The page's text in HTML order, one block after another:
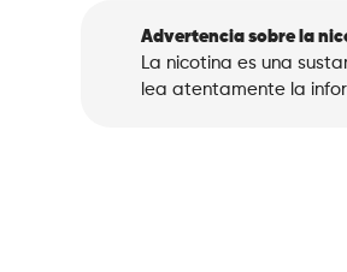
Advertencia sobre la
La nicotina es una
lea atentamente la